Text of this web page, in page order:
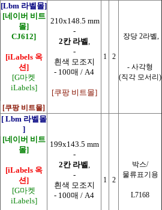
[Lbm 라벨몰]
[네이버 비트
몰]
CJ612]
[iLabels 옥
션]
[G마켓
iLabels]
[쿠팡 비트몰]
210x148.5 mm
-
2칸 라벨
-
흰색 모조지
- 100매 / A4
[쿠팡 비트몰]
1 2
장당 2라벨,
- 사각형
(직각 모서리)
[ Lbm 라벨몰
]
[네이버 비트
몰]
[iLabels 옥
션]
[G마켓
iLabels]
199x143.5 mm
-
2칸 라벨
-
흰색 모조지
- 100매 / A4
1 2
박스/
물류표기용
L7168